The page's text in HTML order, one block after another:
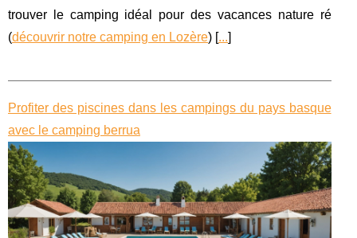
trouver le camping idéal pour des vacances nature ré
(découvrir notre camping en Lozère) [...]
Profiter des piscines dans les campings du pays basque
avec le camping berrua